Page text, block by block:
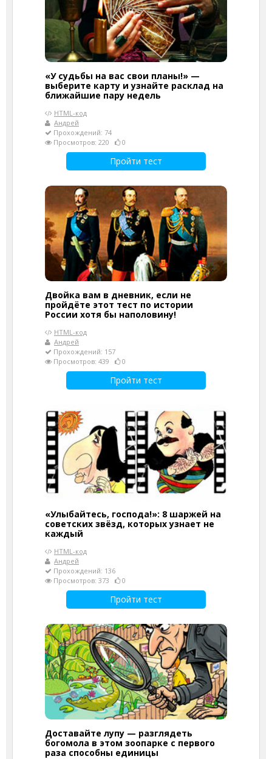
«У судьбы на вас свои планы!» —
выберите карту и узнайте расклад на
ближайшие пару недель
HTML-код
Андрей
Прохождений: 74
Просмотров: 220
0
Пройти тест
Двойка вам в дневник, если не
пройдёте этот тест по истории
России хотя бы наполовину!
HTML-код
Андрей
Прохождений: 157
Просмотров: 439
0
Пройти тест
«Улыбайтесь, господа!»: 8 шаржей на
советских звёзд, которых узнает не
каждый
HTML-код
Андрей
Прохождений: 136
Просмотров: 373
0
Пройти тест
Доставайте лупу — разглядеть
богомола в этом зоопарке с первого
раза способны единицы